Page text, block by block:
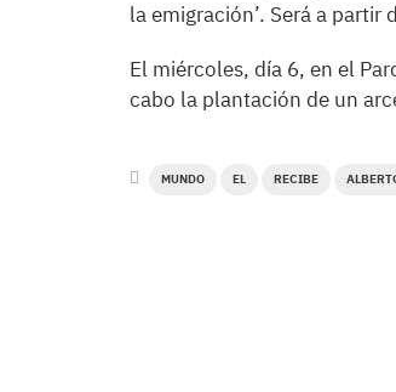
la emigración’. Será a partir
El miércoles, día 6, en el
cabo la plantación de un
MUNDO EL RECIBE